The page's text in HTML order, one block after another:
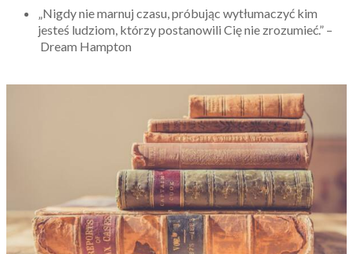
„Nigdy nie marnuj czasu, próbując wytłumaczyć kim
jesteś ludziom, którzy postanowili Cię nie zrozumieć.” –
Dream Hampton